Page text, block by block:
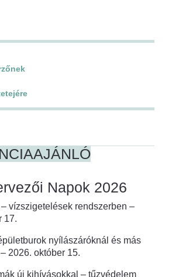
Napok 2026
vízszigetelések rendszerben –
17.
nyílászáróknál és más
2026. október 15.
új kihívásokkal – tűzvédelem